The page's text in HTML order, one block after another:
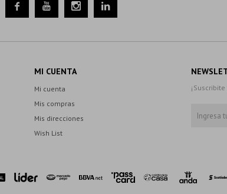
   
MI CUENTA
Mi cuenta
Mis compras
Mis direcciones
Wish List